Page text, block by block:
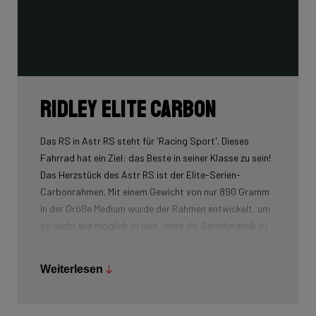
Ridley Elite Carbon
Das RS in Astr RS steht für 'Racing Sport'. Dieses
Fahrrad hat ein Ziel: das Beste in seiner Klasse zu sein!
Das Herzstück des Astr RS ist der Elite-Serien-
Carbonrahmen. Mit einem Gewicht von nur 890 Gramm
in der Größe Medium wurde der Rahmen entwickelt, um
so leicht wie möglich zu sein, ohne die Aerodynamik zu
erreicht, das auf Gewichtsreduzierung ausgelegt ist.
Weiterlesen